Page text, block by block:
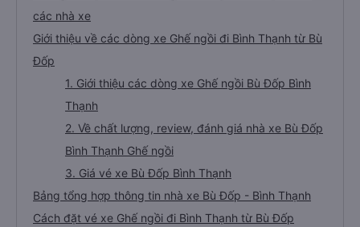
các nhà xe
Giới thiệu về các dòng xe Ghế ngồi đi Bình Thạnh từ Bù
Đốp
1. Giới thiệu các dòng xe Ghế ngồi Bù Đốp Bình
Thạnh
2. Về chất lượng, review, đánh giá nhà xe Bù Đốp
Bình Thạnh Ghế ngồi
3. Giá vé xe Bù Đốp Bình Thạnh
Bảng tổng hợp thông tin nhà xe Bù Đốp - Bình Thạnh
Cách đặt vé xe Ghế ngồi đi Bình Thạnh từ Bù Đốp